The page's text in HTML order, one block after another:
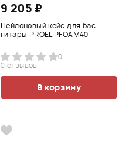
9 205 ₽
Нейлоновый кейс для бас-
гитары PROEL PFOAM40
0
0 отзывов
В корзину